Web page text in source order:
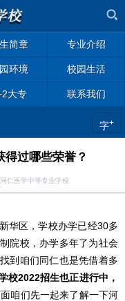
简章 专业介绍
环境 校园生活
大专 联系我们
字+
过哪些荣誉？
医学中等专业学校
华区，学校办学已经30多
院校，办学多年了为社会
到咱们同仁也是凭借着多
校2022招生也正进行中，
面咱们先一起来了解一下河